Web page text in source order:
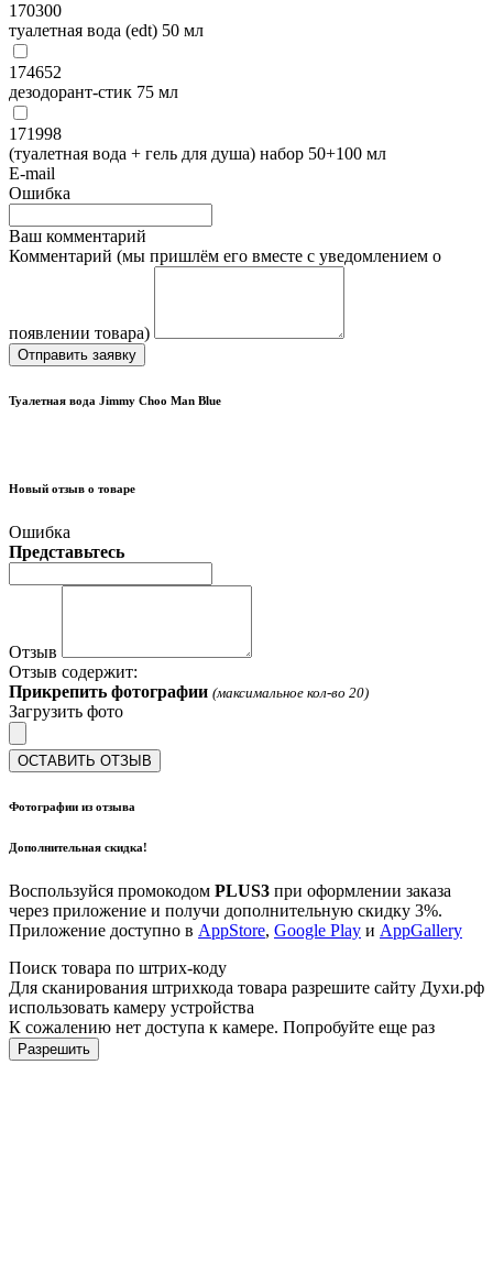
170300
туалетная вода (edt) 50 мл
174652
дезодорант-стик 75 мл
171998
(туалетная вода + гель для душа) набор 50+100 мл
E-mail
Ошибка
Ваш комментарий
Комментарий (мы пришлём его вместе с уведомлением о
появлении товара)
Отправить заявку
Туалетная вода Jimmy Choo Man Blue
Новый отзыв о товаре
Ошибка
Представьтесь
Отзыв
Отзыв содержит:
Прикрепить фотографии (максимальное кол-во 20)
Загрузить фото
ОСТАВИТЬ ОТЗЫВ
Фотографии из отзыва
Дополнительная скидка!
Воспользуйся промокодом PLUS3 при оформлении заказа
через приложение и получи дополнительную скидку 3%.
Приложение доступно в AppStore, Google Play и AppGallery
Поиск товара по штрих-коду
Для сканирования штрихкода товара разрешите сайту Духи.рф
использовать камеру устройства
К сожалению нет доступа к камере. Попробуйте еще раз
Разрешить